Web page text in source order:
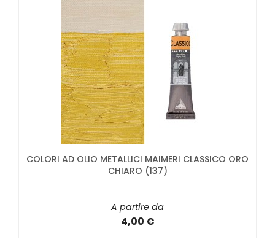
COLORI AD OLIO METALLICI MAIMERI CLASSICO ORO
CHIARO (137)
A partire da
4,00 €